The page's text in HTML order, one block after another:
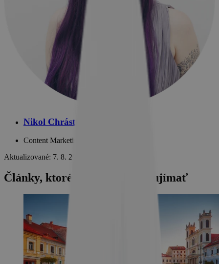
Nikol Chrástová
Content Marketing Manager
Aktualizované: 7. 8. 2026
Články, ktoré by vás mohli zaujímať